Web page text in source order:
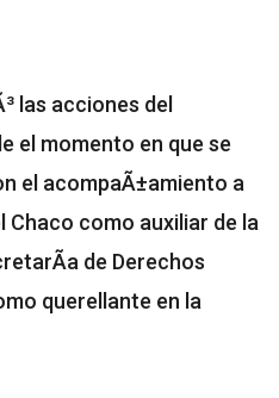
las acciones del
el momento en que se
el acompaÃ±amiento a
como auxiliar de la
de Derechos
querellante en la